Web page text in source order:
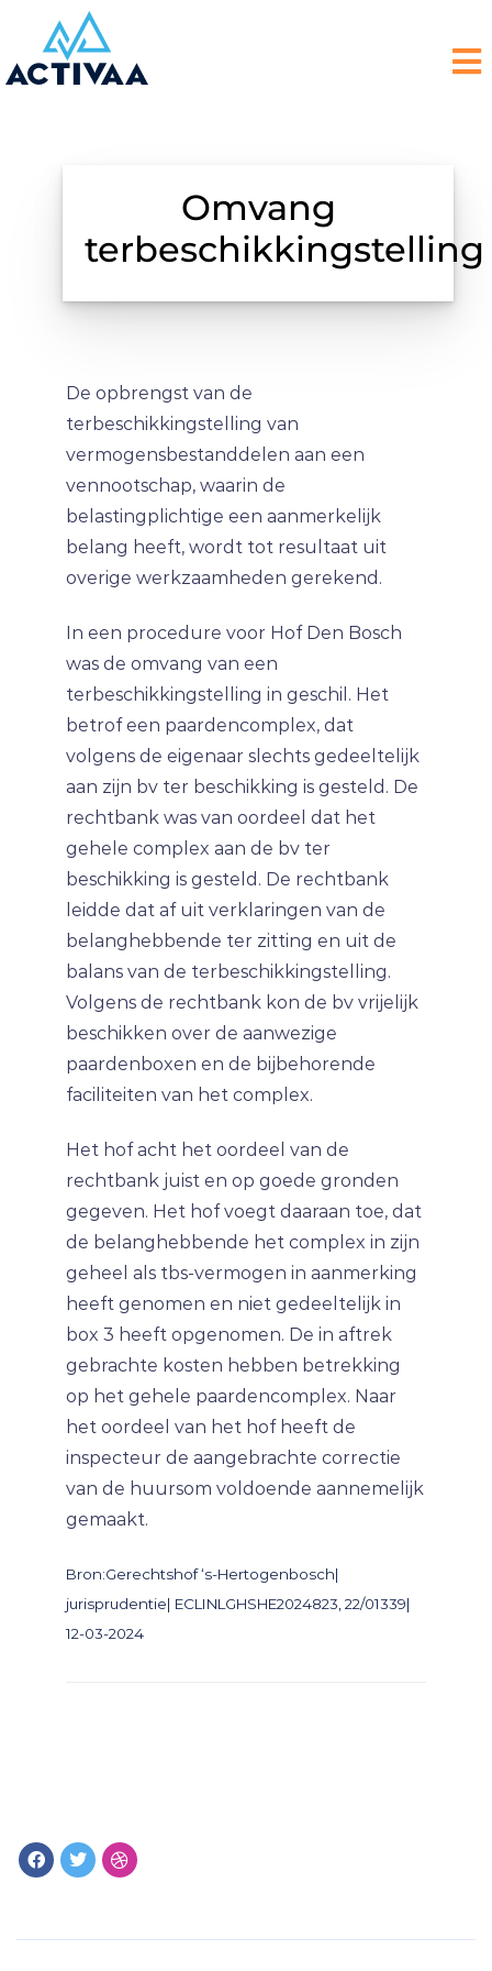
Omvang
terbeschikkingstelling
De opbrengst van de
terbeschikkingstelling van
vermogensbestanddelen aan een
vennootschap, waarin de
belastingplichtige een aanmerkelijk
belang heeft, wordt tot resultaat uit
overige werkzaamheden gerekend.
In een procedure voor Hof Den Bosch
was de omvang van een
terbeschikkingstelling in geschil. Het
betrof een paardencomplex, dat
volgens de eigenaar slechts gedeeltelijk
aan zijn bv ter beschikking is gesteld. De
rechtbank was van oordeel dat het
gehele complex aan de bv ter
beschikking is gesteld. De rechtbank
leidde dat af uit verklaringen van de
belanghebbende ter zitting en uit de
balans van de terbeschikkingstelling.
Volgens de rechtbank kon de bv vrijelijk
beschikken over de aanwezige
paardenboxen en de bijbehorende
faciliteiten van het complex.
Het hof acht het oordeel van de
rechtbank juist en op goede gronden
gegeven. Het hof voegt daaraan toe, dat
de belanghebbende het complex in zijn
geheel als tbs-vermogen in aanmerking
heeft genomen en niet gedeeltelijk in
box 3 heeft opgenomen. De in aftrek
gebrachte kosten hebben betrekking
op het gehele paardencomplex. Naar
het oordeel van het hof heeft de
inspecteur de aangebrachte correctie
van de huursom voldoende aannemelijk
gemaakt.
Bron:Gerechtshof ‘s-Hertogenbosch|
jurisprudentie| ECLINLGHSHE2024823, 22/01339|
12-03-2024